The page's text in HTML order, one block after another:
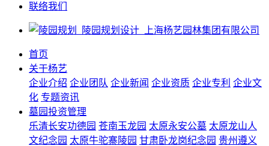
联络我们
首页
关于杨艺
企业介绍 企业团队 企业新闻 企业资质 企业专利 企业文
化 专题资讯
墓园投资管理
乐清长安功德园 苍南玉龙园 太原永安公墓 太原龙山人
文纪念园 太原牛驼寨陵园 甘肃卧龙岗纪念园 贵州遵义